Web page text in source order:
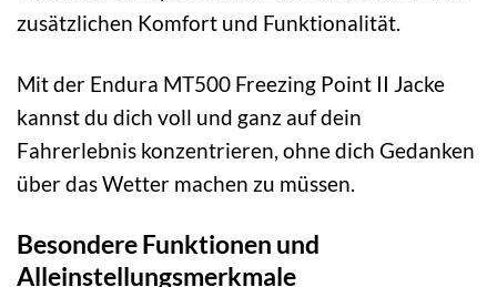
zusätzlichen Komfort und Funktionalität.
Mit der Endura MT500 Freezing Point II Jacke
kannst du dich voll und ganz auf dein
Fahrerlebnis konzentrieren, ohne dich Gedanken
über das Wetter machen zu müssen.
Besondere Funktionen und
Alleinstellungsmerkmale